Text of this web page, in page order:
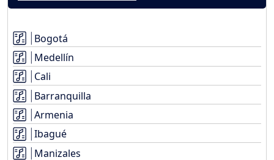
Bogotá
Medellín
Cali
Barranquilla
Armenia
Ibagué
Manizales